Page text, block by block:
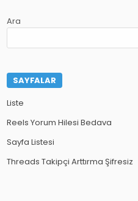
Ara
SAYFALAR
Liste
Reels Yorum Hilesi Bedava
Sayfa Listesi
Threads Takipçi Arttırma Şifresiz